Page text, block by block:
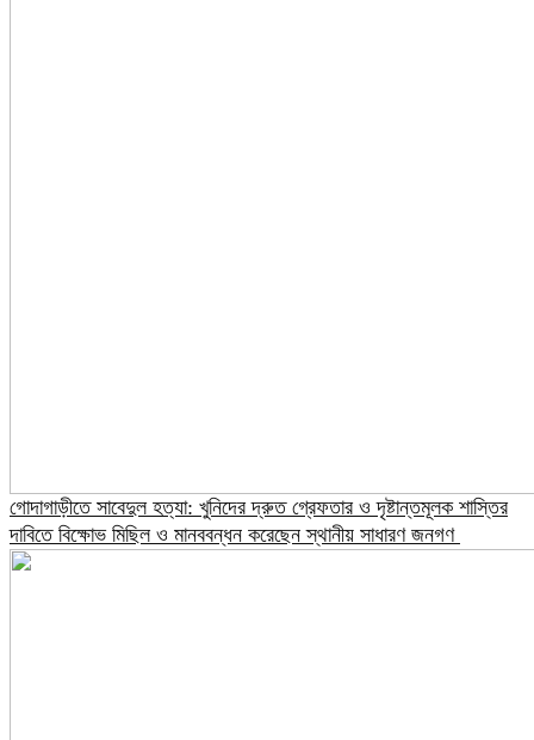
গোদাগাড়ীতে সাবেদুল হত্যা: খুনিদের দ্রুত গ্রেফতার ও দৃষ্টান্তমূলক শাস্তির
দাবিতে বিক্ষোভ মিছিল ও মানববন্ধন করেছেন স্থানীয় সাধারণ জনগণ